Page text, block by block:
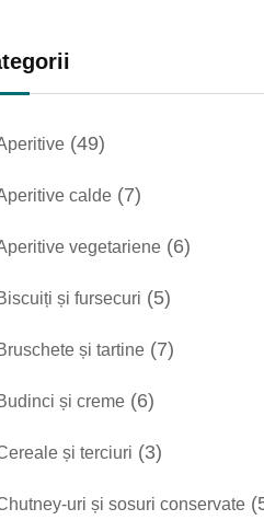
(49)
calde(7)
vegetariene(6)
și fursecuri (5)
și tartine(7)
și creme(6)
și terciuri (3)
uri și sosuri conservate